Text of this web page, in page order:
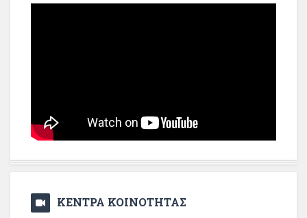
ΚΕΝΤΡΑ ΚΟΙΝΟΤΗΤΑΣ